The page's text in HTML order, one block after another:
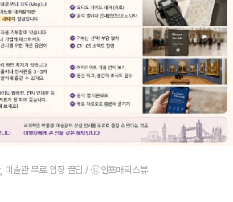
미술관 무료 입장 꿀팁 / ⓒ인포매틱스뷰